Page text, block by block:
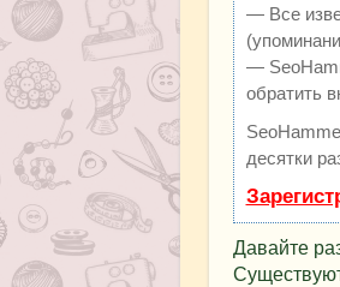
— Все
—
обратить
десятки
Давайте